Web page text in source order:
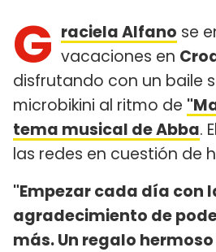
G raciela Alfano se
vacaciones en
disfrutando con un baile
microbikini al ritmo de
tema musical de Abba.
las redes en cuestión de
"Empezar cada día con
agradecimiento de
más. Un regalo